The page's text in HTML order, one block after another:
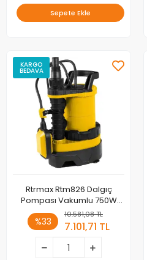
Sepete Ekle
KARGO
BEDAVA
Rtrmax Rtm826 Dalgıç
Pompası Vakumlu 750W
8,5Mt
%33
10.581,08 TL
7.101,71 TL